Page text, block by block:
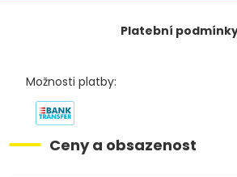
Platební
Možnosti platby:
Ceny a obsazenost